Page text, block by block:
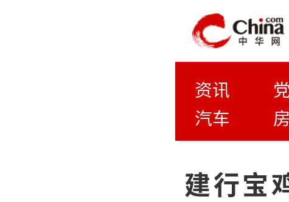
资讯
汽车
建行宝